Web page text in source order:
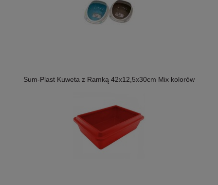
Sum-Plast Kuweta z Ramką 42x12,5x30cm Mix kolorów